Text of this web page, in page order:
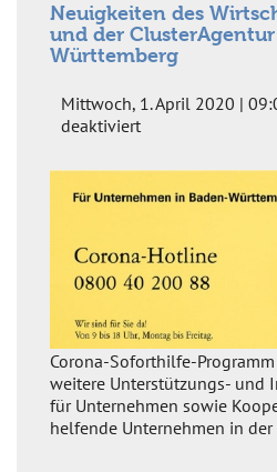
Neuigkeiten des
und der
Württemberg
Mittwoch, 1. April 2020 |
deaktiviertfür
des
ClusterAgentur
Baden-
Corona-Soforthilfe-
weitere Unterstützungs- und
für Unternehmen sowie
helfende Unternehmen in der